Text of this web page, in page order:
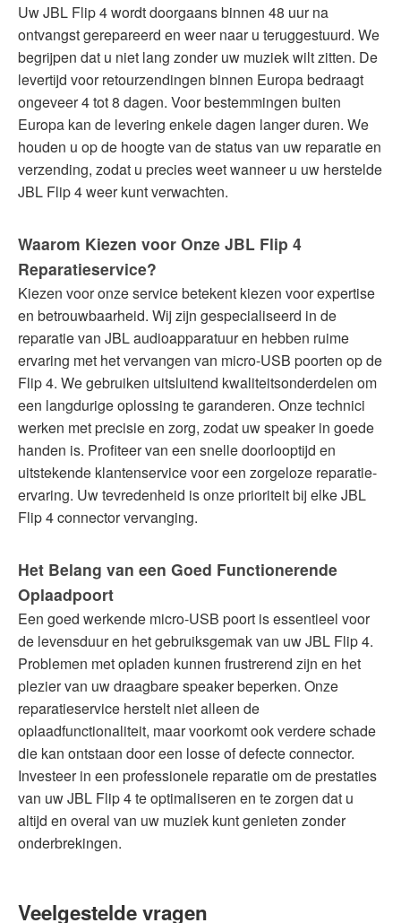
Uw JBL Flip 4 wordt doorgaans binnen 48 uur na
ontvangst gerepareerd en weer naar u teruggestuurd. We
begrijpen dat u niet lang zonder uw muziek wilt zitten. De
levertijd voor retourzendingen binnen Europa bedraagt
ongeveer 4 tot 8 dagen. Voor bestemmingen buiten
Europa kan de levering enkele dagen langer duren. We
houden u op de hoogte van de status van uw reparatie en
verzending, zodat u precies weet wanneer u uw herstelde
JBL Flip 4 weer kunt verwachten.
Waarom Kiezen voor Onze JBL Flip 4
Reparatieservice?
Kiezen voor onze service betekent kiezen voor expertise
en betrouwbaarheid. Wij zijn gespecialiseerd in de
reparatie van JBL audioapparatuur en hebben ruime
ervaring met het vervangen van micro-USB poorten op de
Flip 4. We gebruiken uitsluitend kwaliteitsonderdelen om
een langdurige oplossing te garanderen. Onze technici
werken met precisie en zorg, zodat uw speaker in goede
handen is. Profiteer van een snelle doorlooptijd en
uitstekende klantenservice voor een zorgeloze reparatie-
ervaring. Uw tevredenheid is onze prioriteit bij elke JBL
Flip 4 connector vervanging.
Het Belang van een Goed Functionerende
Oplaadpoort
Een goed werkende micro-USB poort is essentieel voor
de levensduur en het gebruiksgemak van uw JBL Flip 4.
Problemen met opladen kunnen frustrerend zijn en het
plezier van uw draagbare speaker beperken. Onze
reparatieservice herstelt niet alleen de
oplaadfunctionaliteit, maar voorkomt ook verdere schade
die kan ontstaan door een losse of defecte connector.
Investeer in een professionele reparatie om de prestaties
van uw JBL Flip 4 te optimaliseren en te zorgen dat u
altijd en overal van uw muziek kunt genieten zonder
onderbrekingen.
Veelgestelde vragen